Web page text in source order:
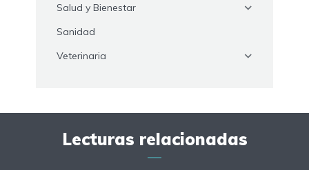
Salud y Bienestar
Sanidad
Veterinaria
Lecturas relacionadas